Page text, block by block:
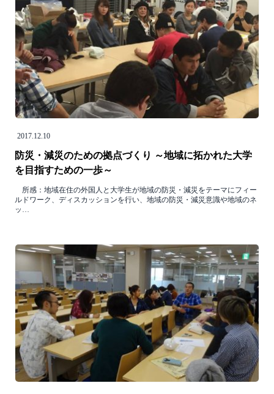
2017.12.10
防災・減災のための拠点づくり ～地域に拓かれた大学
を目指すための一歩～
所感：地域在住の外国人と大学生が地域の防災・減災をテーマにフィー
ルドワーク、ディスカッションを行い、地域の防災・減災意識や地域のネ
ッ…